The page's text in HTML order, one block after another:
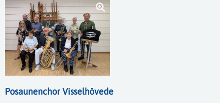
Posaunenchor Visselhövede